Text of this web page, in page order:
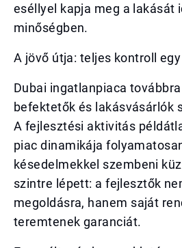
eséllyel kapja meg a lakását
minőségben.
A jövő útja: teljes kontroll
Dubai ingatlanpiaca
befektetők és lakásvásárlók
A fejlesztési aktivitás
piac dinamikája
késedelmekkel szembeni
szintre lépett: a fejlesztők
megoldásra, hanem saját
teremtenek garanciát.